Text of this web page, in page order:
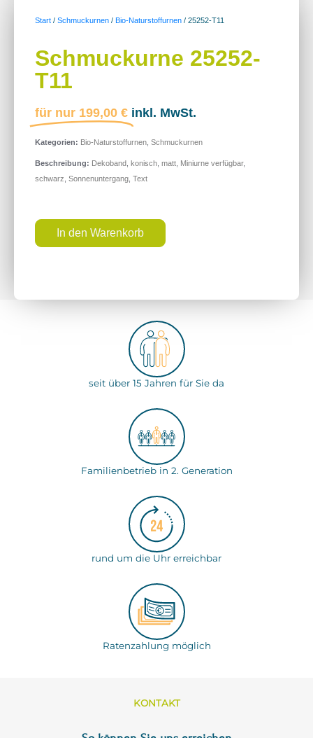
Start / Schmuckurnen / Bio-Naturstoffurnen / 25252-T11
Schmuckurne 25252-
T11
für nur 199,00 € inkl. MwSt.
Kategorien: Bio-Naturstoffurnen Schmuckurnen
Beschreibung: Dekoband konisch matt Miniurne verfügbar,
schwarz Sonnenuntergang Text
In den Warenkorb
seit über 15 Jahren für Sie da
Familienbetrieb in 2. Generation
rund um die Uhr erreichbar
Ratenzahlung möglich
KONTAKT